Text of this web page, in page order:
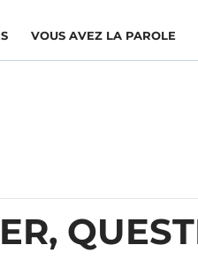
VOUS AVEZ LA PAROLE